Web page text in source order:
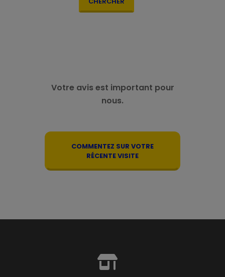
Votre avis est important pour
nous.
COMMENTEZ SUR VOTRE
RÉCENTE VISITE